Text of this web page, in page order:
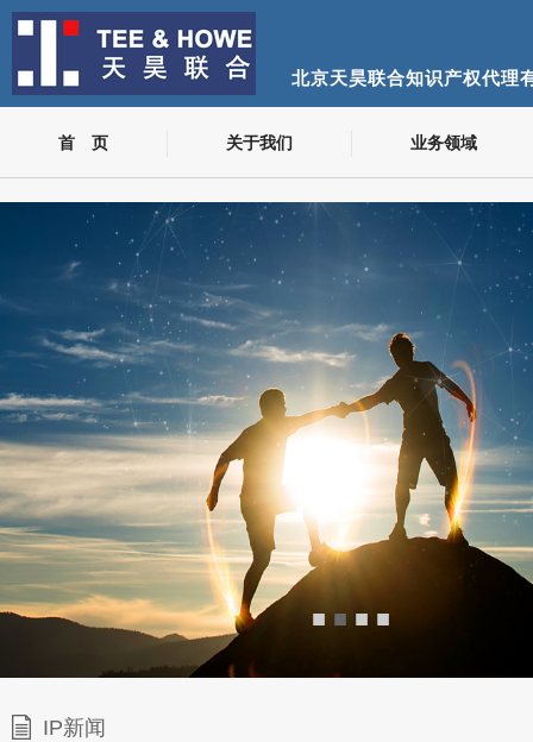
北京天昊联合知识产权代理
首 页 关于我们 业务领域
■ ■ ■ ■
IP新闻